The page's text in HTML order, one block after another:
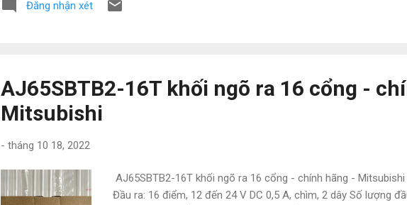
com . vn Các sản phẩm tương tự : ID-60 NED, T-75 , RD-85
Đăng nhận xét
AJ65SBTB2-16T khối ngõ ra 16 cổng -
Mitsubishi
- tháng 10 18, 2022
AJ65SBTB2-16T khối ngõ ra 16 cổng - chính hãng -
Đầu ra: 16 điểm, 12 đến 24 V DC 0,5 A, chìm, 2 dây Số lượng